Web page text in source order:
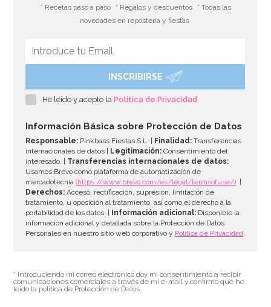
* Recetas paso a paso * Regalos y descuentos
* Todas las
novedades en repostería y fiestas
INSCRIBIRSE
He leído y acepto laPolítica de Privacidad
Información Básica sobre Protección de Datos
Responsable: Pinkbass Fiestas S.L. | Finalidad: Transferencias
internacionales de datos |
Legitimación: Consentimiento del
interesado. | Transferencias internacionales de datos:
Usamos Brevo como plataforma de automatización de
mercadotecnia(https://www.brevo.com/es/legal/termsofuse/). |
Derechos: Acceso, rectificación, supresión, limitación de
tratamiento, u oposición al tratamiento, así como el derecho a la
portabilidad de los datos. |
Información adicional: Disponible la
información adicional y detallada sobre la Protección de Datos
Personales en nuestro sitio web corporativo y Política de Privacidad.
* Introduciendo mi correo electrónico doy mi consentimiento a recibir
comunicaciones comerciales a través de mi e-mail y confirmo que he
leído la política de Protección de Datos.